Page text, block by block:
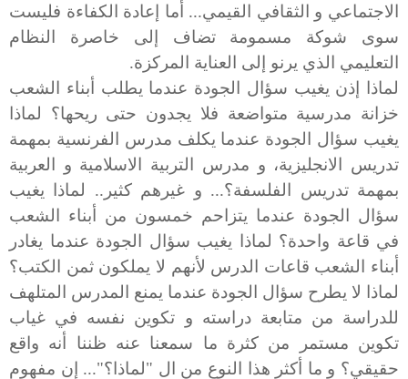
الاجتماعي و الثقافي القيمي... أما إعادة الكفاءة فليست
سوى شوكة مسمومة تضاف إلى خاصرة النظام
التعليمي الذي يرنو إلى العناية المركزة.
لماذا إذن يغيب سؤال الجودة عندما يطلب أبناء الشعب
خزانة مدرسية متواضعة فلا يجدون حتى ريحها؟ لماذا
يغيب سؤال الجودة عندما يكلف مدرس الفرنسية بمهمة
تدريس الانجليزية، و مدرس التربية الاسلامية و العربية
بمهمة تدريس الفلسفة؟... و غيرهم كثير.. لماذا يغيب
سؤال الجودة عندما يتزاحم خمسون من أبناء الشعب
في قاعة واحدة؟ لماذا يغيب سؤال الجودة عندما يغادر
أبناء الشعب قاعات الدرس لأنهم لا يملكون ثمن الكتب؟
لماذا لا يطرح سؤال الجودة عندما يمنع المدرس المتلهف
للدراسة من متابعة دراسته و تكوين نفسه في غياب
تكوين مستمر من كثرة ما سمعنا عنه ظننا أنه واقع
حقيقي؟ و ما أكثر هذا النوع من ال "لماذا؟"... إن مفهوم